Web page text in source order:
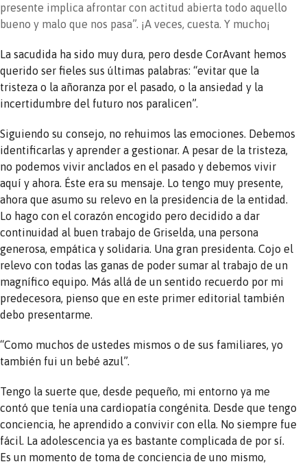
presente implica afrontar con actitud abierta todo aquello
bueno y malo que nos pasa”. ¡A veces, cuesta. Y mucho¡
La sacudida ha sido muy dura, pero desde CorAvant hemos
querido ser fieles sus últimas palabras: “evitar que la
tristeza o la añoranza por el pasado, o la ansiedad y la
incertidumbre del futuro nos paralicen”.
Siguiendo su consejo, no rehuimos las emociones. Debemos
identificarlas y aprender a gestionar. A pesar de la tristeza,
no podemos vivir anclados en el pasado y debemos vivir
aquí y ahora. Éste era su mensaje. Lo tengo muy presente,
ahora que asumo su relevo en la presidencia de la entidad.
Lo hago con el corazón encogido pero decidido a dar
continuidad al buen trabajo de Griselda, una persona
generosa, empática y solidaria. Una gran presidenta. Cojo el
relevo con todas las ganas de poder sumar al trabajo de un
magnífico equipo. Más allá de un sentido recuerdo por mi
predecesora, pienso que en este primer editorial también
debo presentarme.
“Como muchos de ustedes mismos o de sus familiares, yo
también fui un bebé azul”.
Tengo la suerte que, desde pequeño, mi entorno ya me
contó que tenía una cardiopatía congénita. Desde que tengo
conciencia, he aprendido a convivir con ella. No siempre fue
fácil. La adolescencia ya es bastante complicada de por sí.
Es un momento de toma de conciencia de uno mismo,